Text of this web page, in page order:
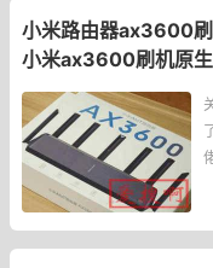
小米路由器ax3600
小米ax3600刷机原